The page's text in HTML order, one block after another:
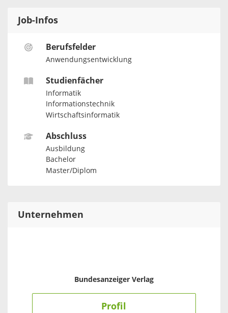
Job-Infos
Berufsfelder
Anwendungsentwicklung
Studienfächer
Informatik
Informationstechnik
Wirtschaftsinformatik
Abschluss
Ausbildung
Bachelor
Master/Diplom
Unternehmen
Bundesanzeiger Verlag
Profil